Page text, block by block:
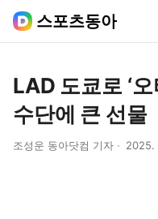
스포츠동아
LAD 도쿄로 ‘
수단에 큰 선물
조성운 동아닷컴 기자 2025.